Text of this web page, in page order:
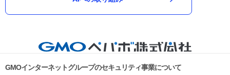
GMOインターネットグループのセキュリティ事業について